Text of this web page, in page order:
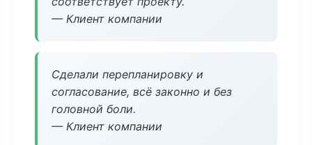
— Клиент компании
Сделали перепланировку и
согласование, всё законно и без
головной боли.
— Клиент компании